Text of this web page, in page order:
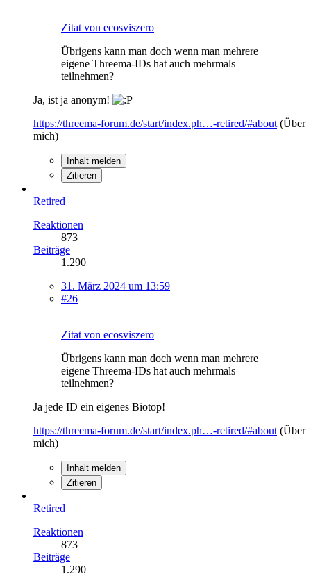
Zitat von ecosviszero
Übrigens kann man doch wenn man mehrere
eigene Threema-IDs hat auch mehrmals
teilnehmen?
Ja, ist ja anonym!
https://threema-forum.de/start/index.ph…-retired/#about (Über
mich)
Inhalt melden
Zitieren
Retired
Reaktionen
873
Beiträge
1.290
31. März 2024 um 13:59
#26
Zitat von ecosviszero
Übrigens kann man doch wenn man mehrere
eigene Threema-IDs hat auch mehrmals
teilnehmen?
Ja jede ID ein eigenes Biotop!
https://threema-forum.de/start/index.ph…-retired/#about (Über
mich)
Inhalt melden
Zitieren
Retired
Reaktionen
873
Beiträge
1.290